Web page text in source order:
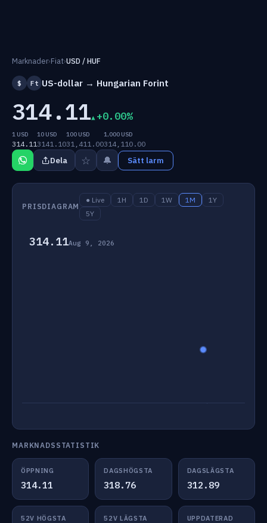
Marknader›Fiat›USD / HUF
$ Ft US-dollar → Hungarian Forint
314.11 +0.00%
1 USD
314.11
10 USD
3141.10
100 USD
31,411.00
1,000 USD
314,110.00
Dela ☆ 🔔 Sätt larm
PRISDIAGRAM
● Live 1H 1D 1W 1M
1Y
5Y
314.11Aug 9, 2026
MARKNADSSTATISTIK
ÖPPNING
314.11
DAGSHÖGSTA
318.76
DAGSLÄGSTA
312.89
52V HÖGSTA 52V LÄGSTA UPPDATERAD